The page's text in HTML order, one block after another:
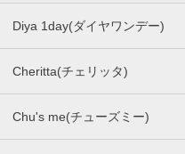
Diya 1day(ダイヤワンデー)
Cheritta(チェリッタ)
Chu's me(チューズミー)